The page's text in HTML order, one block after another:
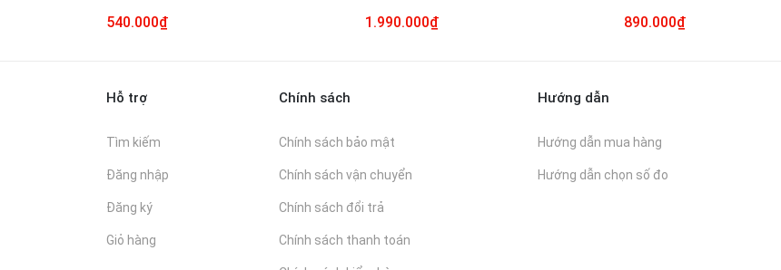
540.000₫ 1.990.000₫ 890.000₫
Hỗ trợ
Tìm kiếm
Đăng nhập
Đăng ký
Giỏ hàng
Chính sách
Chính sách bảo mật
Chính sách vận chuyển
Chính sách đổi trả
Chính sách thanh toán
Hướng dẫn
Hướng dẫn mua hàng
Hướng dẫn chọn số đo